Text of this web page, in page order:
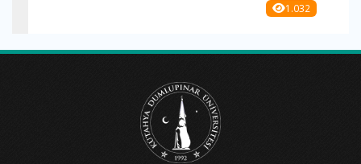
1.032